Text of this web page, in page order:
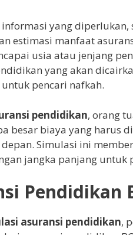
yang diperlukan,
estimasi manfaat
usia atau jenjang
yang akan
pencari nafkah.
pendidikan, orang
besar biaya yang harus
Simulasi ini
jangka panjang untuk
Pendidikan
asuransi pendidikan,